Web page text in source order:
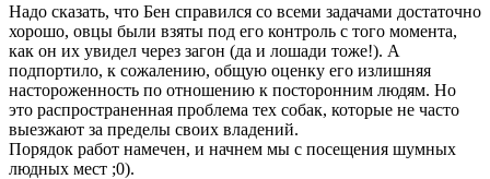
Надо сказать, что Бен справился со всеми задачами достаточно
хорошо, овцы были взяты под его контроль с того момента,
как он их увидел через загон (да и лошади тоже!). А
подпортило, к сожалению, общую оценку его излишняя
настороженность по отношению к посторонним людям. Но
это распространенная проблема тех собак, которые не часто
выезжают за пределы своих владений.
Порядок работ намечен, и начнем мы с посещения шумных
людных мест ;0).